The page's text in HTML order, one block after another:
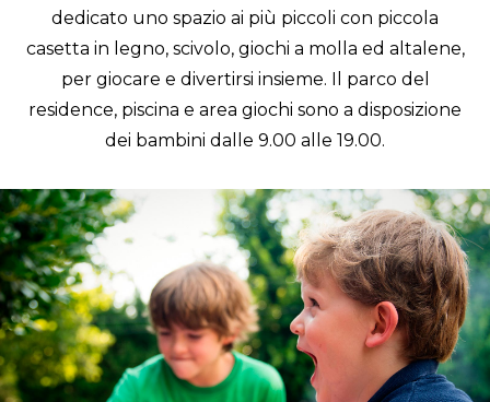
dedicato uno spazio ai più piccoli con piccola
casetta in legno, scivolo, giochi a molla ed altalene,
per giocare e divertirsi insieme. Il parco del
residence, piscina e area giochi sono a disposizione
dei bambini dalle 9.00 alle 19.00.